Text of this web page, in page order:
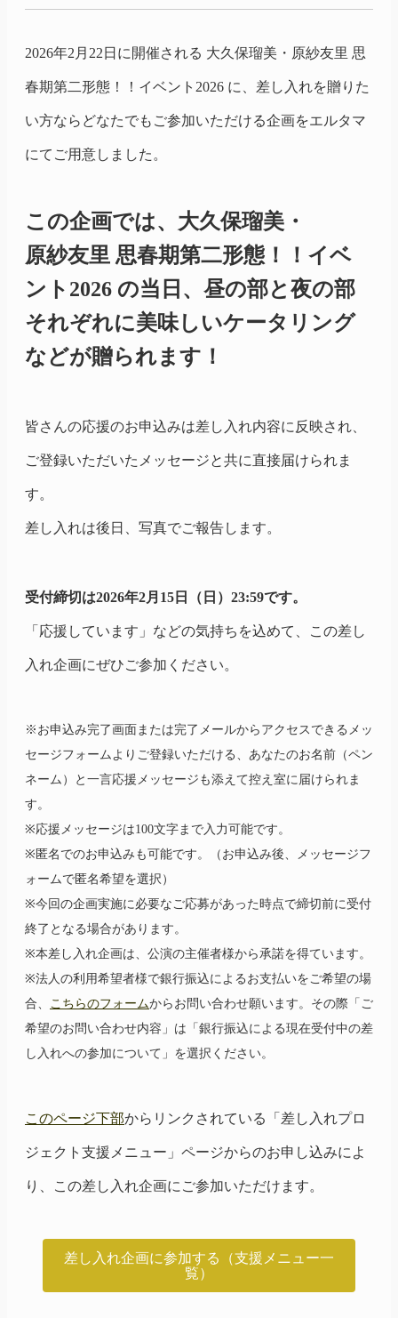
2026年2月22日に開催される 大久保瑠美 ・ 原紗友里 思
春期第二形態！！ イベント2026 に、差し入れを贈りた
い方ならどなたでもご参加いただける企画をエルタマ
にてご用意しました。
この企画では、 大久保瑠美 ・
原紗友里 思春期第二形態！！ イベ
ント2026 の当日、昼の部と夜の部
それぞれに美味しいケータリング
などが贈られます！
皆さんの応援のお申込みは差し入れ内容に反映され、
ご登録いただいたメッセージと共に直接届けられま
す。
差し入れは後日、写真でご報告します。
受付締切は2026年2月15日（日）23:59です。
「応援しています」などの気持ちを込めて、この差し
入れ企画にぜひご参加ください。
※お申込み完了画面または完了メールからアクセスできるメッ
セージフォームよりご登録いただける、あなたのお名前（ペン
ネーム）と一言応援メッセージも添えて控え室に届けられま
す。
※応援メッセージは100文字まで入力可能です。
※匿名でのお申込みも可能です。（お申込み後、メッセージフ
ォームで匿名希望を選択）
※今回の企画実施に必要なご応募があった時点で締切前に受付
終了となる場合があります。
※本差し入れ企画は、公演の主催者様から承諾を得ています。
※法人の利用希望者様で銀行振込によるお支払いをご希望の場
合、
こちらのフォームからお問い合わせ願います。その際「ご
希望のお問い合わせ内容」は「銀行振込による現在受付中の差
し入れへの参加について」を選択ください。
このページ下部からリンクされている「差し入れプロ
ジェクト支援メニュー」ページからのお申し込みによ
り、この差し入れ企画にご参加いただけます。
差し入れ企画に参加する（支援メニュー一
覧）